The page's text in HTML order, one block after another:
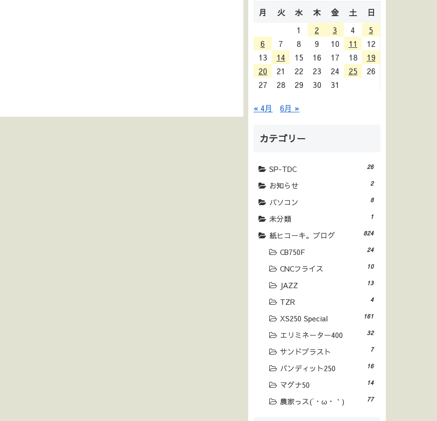
月
火 水 木 金 土
日
1
2 3 4
5
6
7 8 9 10 11
12
13
14 15 16 17 18
19
20
21 22 23 24 25
26
27
28 29 30 31
« 4月 6月 »
カテゴリー
SP-TDC 26
お知らせ 2
パソコン 8
未分類 1
紙ヒコーキ。ブログ 824
CB750F 24
CNCフライス 10
JAZZ 13
TZR 4
XS250 Special 161
エリミネーター400 32
サンドブラスト 7
バンディット250 16
マグナ50 14
農家っス(´・ω・｀) 77